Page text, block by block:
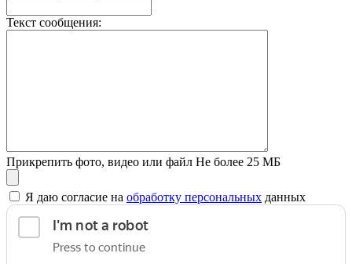
Текст сообщения:
Прикрепить фото, видео или файл Не более 25 МБ
Я даю согласие на обработку персональных данных